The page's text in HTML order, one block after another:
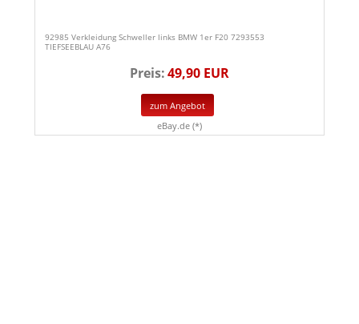
92985 Verkleidung Schweller links BMW 1er F20 7293553
TIEFSEEBLAU A76
Preis:49,90 EUR
zum Angebot
eBay.de (*)